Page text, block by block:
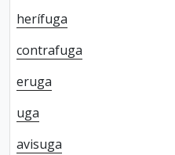
herífuga
contrafuga
eruga
uga
avisuga